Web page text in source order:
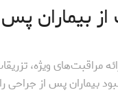
از بیماران
مراقبت‌های ویژه،
بیماران پس از جراحی